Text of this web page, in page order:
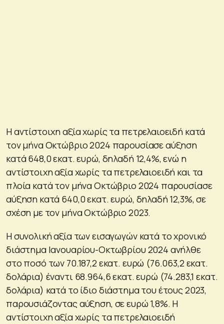
Η αντίστοιχη αξία χωρίς τα πετρελαιοειδή κατά
τον μήνα Οκτώβριο 2024 παρουσίασε αύξηση
κατά 648,0 εκατ. ευρώ, δηλαδή 12,4%, ενώ η
αντίστοιχη αξία χωρίς τα πετρελαιοειδή και τα
πλοία κατά τον μήνα Οκτώβριο 2024 παρουσίασε
αύξηση κατά 640,0 εκατ. ευρώ, δηλαδή 12,3%, σε
σχέση με τον μήνα Οκτώβριο 2023.
Η συνολική αξία των εισαγωγών κατά το χρονικό
διάστημα Ιανουαρίου-Οκτωβρίου 2024 ανήλθε
στο ποσό των 70.187,2 εκατ. ευρώ (76.063,2 εκατ.
δολάρια) έναντι 68.964,6 εκατ. ευρώ (74.283,1 εκατ.
δολάρια) κατά το ίδιο διάστημα του έτους 2023,
παρουσιάζοντας αύξηση, σε ευρώ 1,8%. Η
αντίστοιχη αξία χωρίς τα πετρελαιοειδή